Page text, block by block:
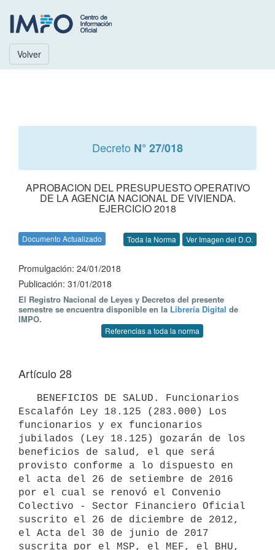
Volver
Decreto N° 27/018
APROBACION DEL PRESUPUESTO OPERATIVO
DE LA AGENCIA NACIONAL DE VIVIENDA.
EJERCICIO 2018
Documento Actualizado Toda la Norma Ver Imagen del D.O.
Promulgación: 24/01/2018
Publicación: 31/01/2018
El Registro Nacional de Leyes y Decretos del presente
semestre se encuentra disponible en la Librería Digital de
IMPO.
Referencias a toda la norma
Artículo 28
Escalafón Ley 18.125 (283.000) Los
funcionarios y ex funcionarios
jubilados (Ley 18.125) gozarán de los
beneficios de salud, el que será
provisto conforme a lo dispuesto en
el acta del 26 de setiembre de 2016
por el cual se renovó el Convenio
Colectivo - Sector Financiero Oficial
suscrito el 26 de diciembre de 2012,
el Acta del 30 de junio de 2017
suscrita por el MSP, el MEF, el BHU,